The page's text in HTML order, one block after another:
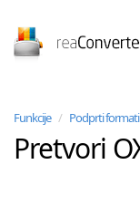
Funkcije / Podprti formati
Pretvori